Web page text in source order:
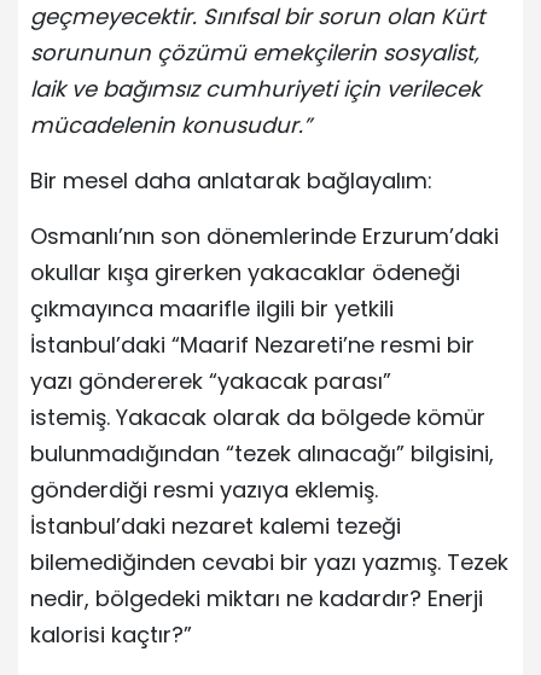
geçmeyecektir. Sınıfsal bir sorun olan Kürt
sorununun çözümü emekçilerin sosyalist,
laik ve bağımsız cumhuriyeti için verilecek
mücadelenin konusudur.”
Bir mesel daha anlatarak bağlayalım:
Osmanlı’nın son dönemlerinde Erzurum’daki
okullar kışa girerken yakacaklar ödeneği
çıkmayınca maarifle ilgili bir yetkili
İstanbul’daki “Maarif Nezareti’ne resmi bir
yazı göndererek “yakacak parası”
istemiş. Yakacak olarak da bölgede kömür
bulunmadığından “tezek alınacağı” bilgisini,
gönderdiği resmi yazıya eklemiş.
İstanbul’daki nezaret kalemi tezeği
bilemediğinden cevabi bir yazı yazmış. Tezek
nedir, bölgedeki miktarı ne kadardır? Enerji
kalorisi kaçtır?”